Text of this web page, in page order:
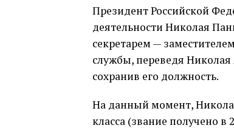
Президент Российской
деятельности Николая
секретарем —
службы, переведя
сохранив его должность.
На данный момент,
класса (звание получено в